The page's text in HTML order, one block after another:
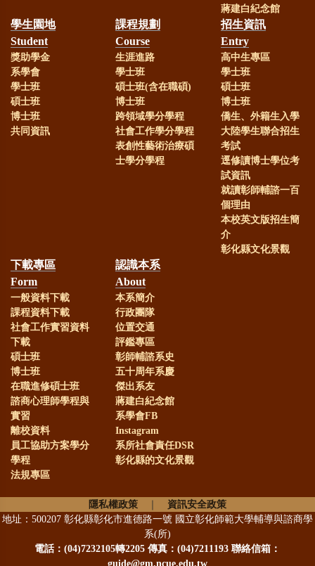
蔣建白紀念館
學生園地
Student
獎助學金
系學會
學士班
碩士班
博士班
共同資訊
課程規劃
Course
生涯進路
學士班
碩士班(含在職碩)
博士班
跨領域學分學程
社會工作學分學程
表創性藝術治療碩
士學分學程
招生資訊
Entry
高中生專區
學士班
碩士班
博士班
僑生、外籍生入學
大陸學生聯合招生
考試
逕修讀博士學位考
試資訊
就讀彰師輔諮一百
個理由
本校英文版招生簡
介
彰化縣文化景觀
下載專區
Form
一般資料下載
課程資料下載
社會工作實習資料
下載
碩士班
博士班
在職進修碩士班
諮商心理師學程與
實習
離校資料
員工協助方案學分
學程
法規專區
認識本系
About
本系簡介
行政團隊
位置交通
評鑑專區
彰師輔諮系史
五十周年系慶
傑出系友
蔣建白紀念館
系學會FB
Instagram
系所社會責任DSR
彰化縣的文化景觀
隱私權政策
資訊安全政策
地址：500207 彰化縣彰化市進德路一號 國立彰化師範大學輔導與諮商學
系(所)
電話： (04)7232105轉2205 傳真：(04)7211193 聯絡信箱：
guide@gm.ncue.edu.tw